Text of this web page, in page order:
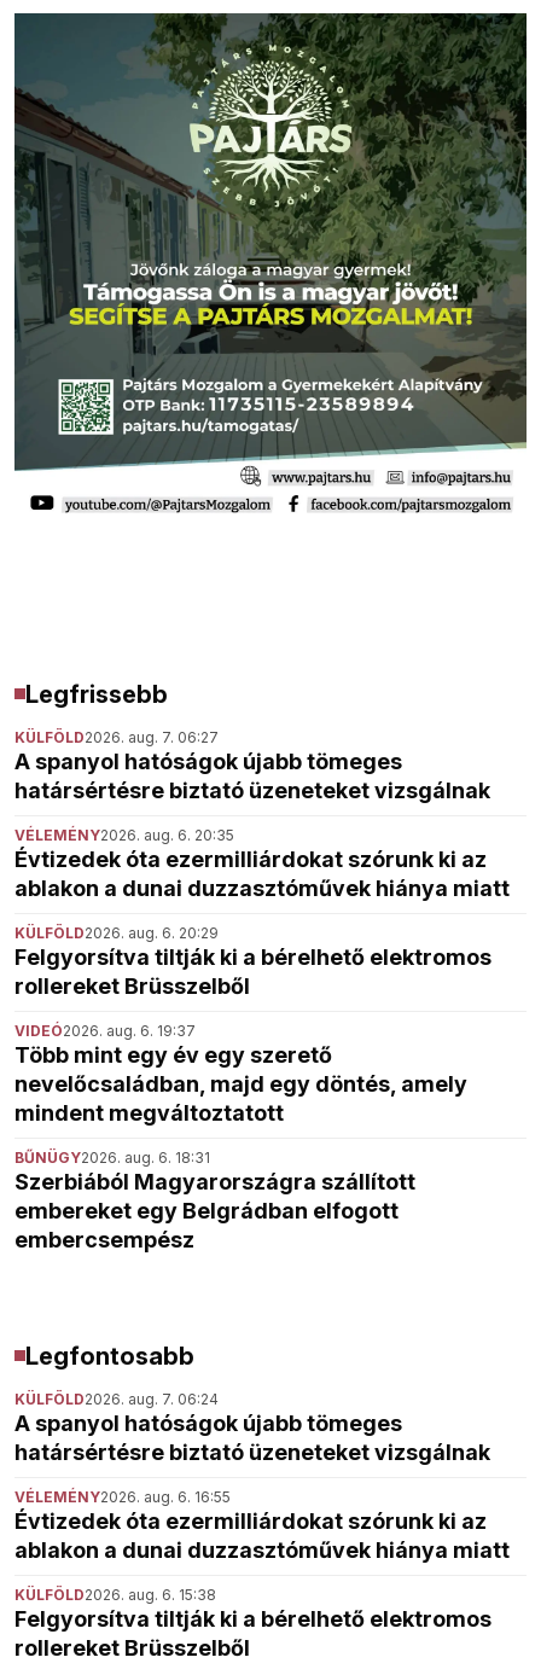
Legfrissebb
KÜLFÖLD2026. aug. 7. 06:27
A spanyol hatóságok újabb tömeges
határsértésre biztató üzeneteket vizsgálnak
VÉLEMÉNY2026. aug. 6. 20:35
Évtizedek óta ezermilliárdokat szórunk ki az
ablakon a dunai duzzasztóművek hiánya miatt
KÜLFÖLD2026. aug. 6. 20:29
Felgyorsítva tiltják ki a bérelhető elektromos
rollereket Brüsszelből
VIDEÓ2026. aug. 6. 19:37
Több mint egy év egy szerető
nevelőcsaládban, majd egy döntés, amely
mindent megváltoztatott
BŰNÜGY2026. aug. 6. 18:31
Szerbiából Magyarországra szállított
embereket egy Belgrádban elfogott
embercsempész
Legfontosabb
KÜLFÖLD2026. aug. 7. 06:24
A spanyol hatóságok újabb tömeges
határsértésre biztató üzeneteket vizsgálnak
VÉLEMÉNY2026. aug. 6. 16:55
Évtizedek óta ezermilliárdokat szórunk ki az
ablakon a dunai duzzasztóművek hiánya miatt
KÜLFÖLD2026. aug. 6. 15:38
Felgyorsítva tiltják ki a bérelhető elektromos
rollereket Brüsszelből